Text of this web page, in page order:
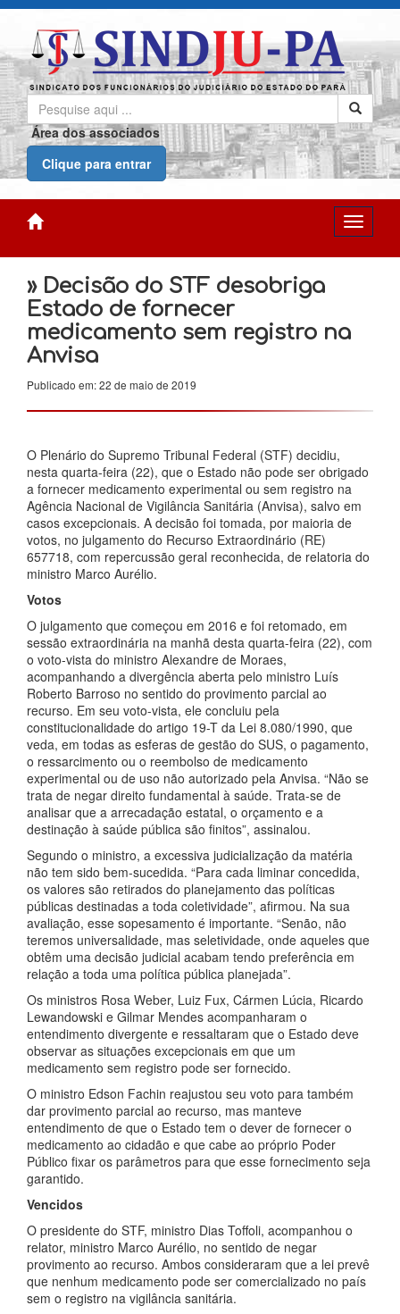
Área dos associados
Clique para entrar
» Decisão do STF desobriga
Estado de fornecer
medicamento sem registro na
Anvisa
Publicado em: 22 de maio de 2019
O Plenário do Supremo Tribunal Federal (STF) decidiu,
nesta quarta-feira (22), que o Estado não pode ser obrigado
a fornecer medicamento experimental ou sem registro na
Agência Nacional de Vigilância Sanitária (Anvisa), salvo em
casos excepcionais. A decisão foi tomada, por maioria de
votos, no julgamento do Recurso Extraordinário (RE)
657718, com repercussão geral reconhecida, de relatoria do
ministro Marco Aurélio.
Votos
O julgamento que começou em 2016 e foi retomado, em
sessão extraordinária na manhã desta quarta-feira (22), com
o voto-vista do ministro Alexandre de Moraes,
acompanhando a divergência aberta pelo ministro Luís
Roberto Barroso no sentido do provimento parcial ao
recurso. Em seu voto-vista, ele concluiu pela
constitucionalidade do artigo 19-T da Lei 8.080/1990, que
veda, em todas as esferas de gestão do SUS, o pagamento,
o ressarcimento ou o reembolso de medicamento
experimental ou de uso não autorizado pela Anvisa. “Não se
trata de negar direito fundamental à saúde. Trata-se de
analisar que a arrecadação estatal, o orçamento e a
destinação à saúde pública são finitos”, assinalou.
Segundo o ministro, a excessiva judicialização da matéria
não tem sido bem-sucedida. “Para cada liminar concedida,
os valores são retirados do planejamento das políticas
públicas destinadas a toda coletividade”, afirmou. Na sua
avaliação, esse sopesamento é importante. “Senão, não
teremos universalidade, mas seletividade, onde aqueles que
obtêm uma decisão judicial acabam tendo preferência em
relação a toda uma política pública planejada”.
Os ministros Rosa Weber, Luiz Fux, Cármen Lúcia, Ricardo
Lewandowski e Gilmar Mendes acompanharam o
entendimento divergente e ressaltaram que o Estado deve
observar as situações excepcionais em que um
medicamento sem registro pode ser fornecido.
O ministro Edson Fachin reajustou seu voto para também
dar provimento parcial ao recurso, mas manteve
entendimento de que o Estado tem o dever de fornecer o
medicamento ao cidadão e que cabe ao próprio Poder
Público fixar os parâmetros para que esse fornecimento seja
garantido.
Vencidos
O presidente do STF, ministro Dias Toffoli, acompanhou o
relator, ministro Marco Aurélio, no sentido de negar
provimento ao recurso. Ambos consideraram que a lei prevê
que nenhum medicamento pode ser comercializado no país
sem o registro na vigilância sanitária.